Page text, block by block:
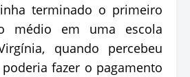
terminado o primeiro
médio em uma escola
quando percebeu
fazer o pagamento